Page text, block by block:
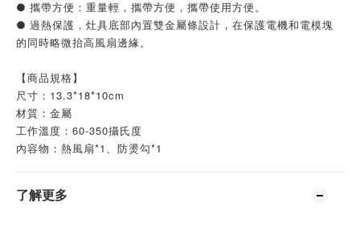
● 攜帶方便：重量輕，攜帶方便，攜帶使用方便。
● 過熱保護，灶具底部內置雙金屬條設計，在保護電機和電模塊
的同時略微抬高風扇邊緣。
【商品規格】
尺寸：13.3*18*10cm
材質：金屬
工作溫度：60-350攝氏度
內容物：熱風扇*1、防燙勾*1
了解更多